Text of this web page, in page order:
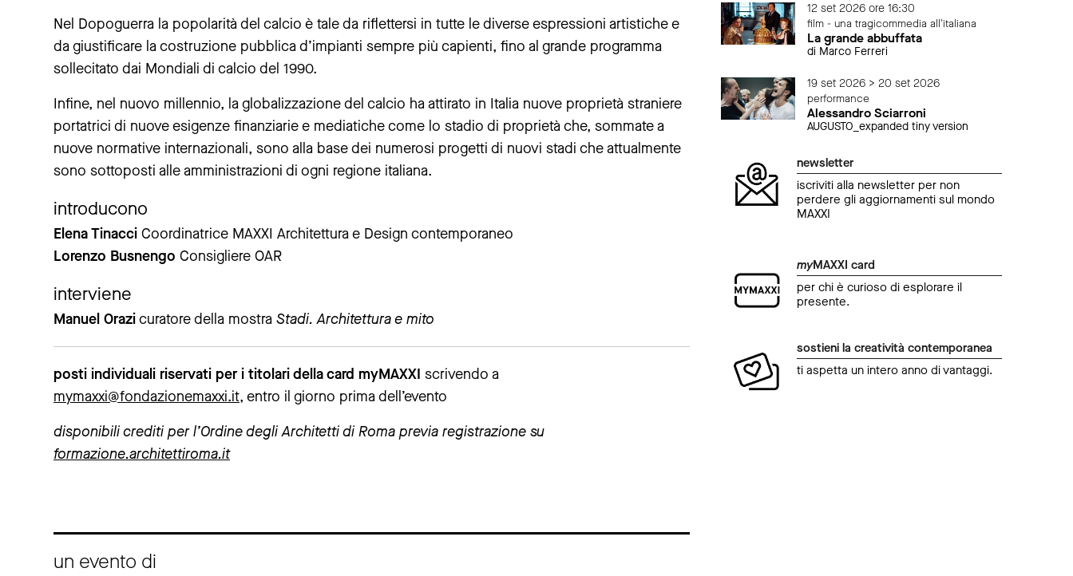
Nel Dopoguerra la popolarità del calcio è tale da riflettersi in tutte le diverse espressioni artistiche e
da giustificare la costruzione pubblica d’impianti sempre più capienti, fino al grande programma
sollecitato dai Mondiali di calcio del 1990.
Infine, nel nuovo millennio, la globalizzazione del calcio ha attirato in Italia nuove proprietà straniere
portatrici di nuove esigenze finanziarie e mediatiche come lo stadio di proprietà che, sommate a
nuove normative internazionali, sono alla base dei numerosi progetti di nuovi stadi che attualmente
sono sottoposti alle amministrazioni di ogni regione italiana.
introducono
Elena Tinacci Coordinatrice MAXXI Architettura e Design contemporaneo
Lorenzo Busnengo Consigliere OAR
interviene
Manuel Orazicuratore della mostra Stadi. Architettura e mito
posti individuali riservati per i titolari della card myMAXXI scrivendo a
mymaxxi@fondazionemaxxi.it, entro il giorno prima dell’evento
disponibili crediti per l’Ordine degli Architetti di Roma previa registrazione su
formazione.architettiroma.it
un evento di
12 set 2026 ore 16:30
film - una tragicommedia all'italiana
La grande abbuffata
di Marco Ferreri
19 set 2026 > 20 set 2026
performance
Alessandro Sciarroni
AUGUSTO_expanded tiny version
newsletter
iscriviti alla newsletter per non
perdere gli aggiornamenti sul mondo
MAXXI
myMAXXI card
per chi è curioso di esplorare il
presente.
sostieni la creatività contemporanea
ti aspetta un intero anno di vantaggi.